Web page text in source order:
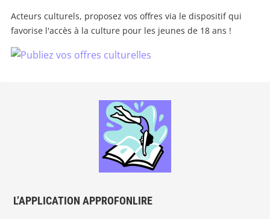
Acteurs culturels, proposez vos offres via le dispositif qui
favorise l'accès à la culture pour les jeunes de 18 ans !
L’APPLICATION APPROFONLIRE